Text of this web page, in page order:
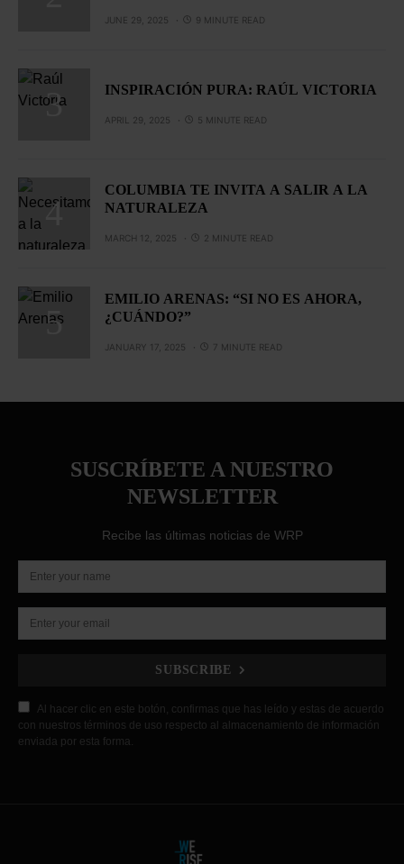
JUNE 29, 2025 9 MINUTE READ
INSPIRACIÓN PURA: RAÚL VICTORIA
APRIL 29, 2025 5 MINUTE READ
COLUMBIA TE INVITA A SALIR A LA
NATURALEZA
MARCH 12, 2025 2 MINUTE READ
EMILIO ARENAS: “SI NO ES AHORA,
¿CUÁNDO?”
JANUARY 17, 2025 7 MINUTE READ
SUSCRÍBETE A NUESTRO
NEWSLETTER
Recibe las últimas noticias de WRP
SUBSCRIBE
Al hacer clic en este botón, confirmas que has leído y estas de acuerdo
con nuestros términos de uso respecto al almacenamiento de información
enviada por esta forma.